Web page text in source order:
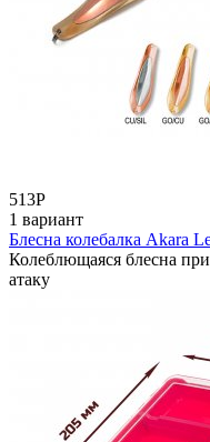
513Р
1 вариант
Блесна колебалка Akara
Колеблющаяся блесна
атаку